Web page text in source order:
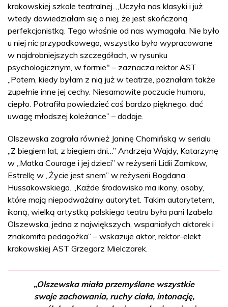
krakowskiej szkole teatralnej. „Uczyła nas klasyki i już
wtedy dowiedziałam się o niej, że jest skończoną
perfekcjonistką. Tego właśnie od nas wymagała. Nie było
u niej nic przypadkowego, wszystko było wypracowane
w najdrobniejszych szczegółach, w rysunku
psychologicznym, w formie" – zaznacza rektor AST.
„Potem, kiedy byłam z nią już w teatrze, poznałam także
zupełnie inne jej cechy. Niesamowite poczucie humoru,
ciepło. Potrafiła powiedzieć coś bardzo pięknego, dać
uwagę młodszej koleżance” – dodaje.
Olszewska zagrała również Janinę Chomińską w serialu
„Z biegiem lat, z biegiem dni…” Andrzeja Wajdy, Katarzynę
w „Matka Courage i jej dzieci” w reżyserii Lidii Zamkow,
Estrellę w „Życie jest snem” w reżyserii Bogdana
Hussakowskiego. „Każde środowisko ma ikony, osoby,
które mają niepodważalny autorytet. Takim autorytetem,
ikoną, wielką artystką polskiego teatru była pani Izabela
Olszewska, jedna z największych, wspaniałych aktorek i
znakomita pedagożka” – wskazuje aktor, rektor-elekt
krakowskiej AST Grzegorz Mielczarek.
„Olszewska miała przemyślane wszystkie
swoje zachowania, ruchy ciała, intonację,